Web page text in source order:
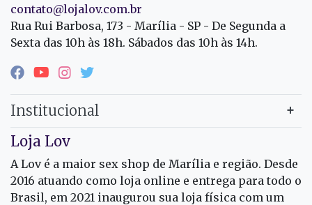
contato@lojalov.com.br
Rua Rui Barbosa, 173 - Marília - SP - De Segunda a
Sexta das 10h às 18h. Sábados das 10h às 14h.
Institucional
Loja Lov
A Lov é a maior sex shop de Marília e região. Desde
2016 atuando como loja online e entrega para todo o
Brasil, em 2021 inaugurou sua loja física com um